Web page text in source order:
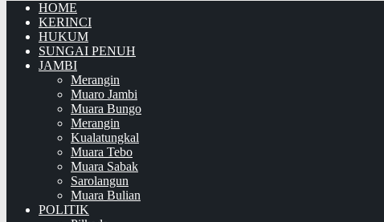
HOME
KERINCI
HUKUM
SUNGAI PENUH
JAMBI
Merangin
Muaro Jambi
Muara Bungo
Merangin
Kualatungkal
Muara Tebo
Muara Sabak
Sarolangun
Muara Bulian
POLITIK